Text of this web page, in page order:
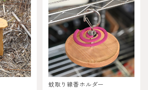
蚊取り線香ホルダー